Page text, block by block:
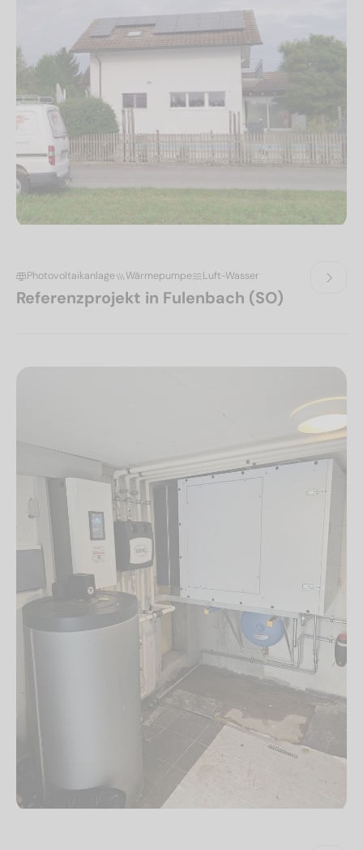
Photovoltaikanlage Wärmepumpe Luft-Wasser
Referenzprojekt in Fulenbach (SO)